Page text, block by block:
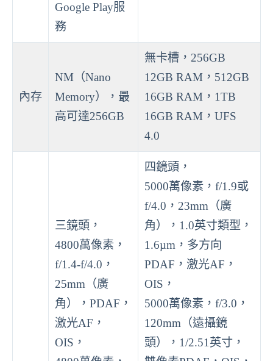
Google Play服
務
內存
NM（Nano
Memory），最
高可達256GB
無卡槽，256GB
12GB RAM，512GB
16GB RAM，1TB
16GB RAM，UFS
4.0
三鏡頭，
4800萬像素，
f/1.4-f/4.0，
25mm（廣
角），PDAF，
激光AF，
OIS，
四鏡頭，
5000萬像素，f/1.9或
f/4.0，23mm（廣
角），1.0英寸類型，
1.6µm，多方向
PDAF，激光AF，
OIS，
5000萬像素，f/3.0，
120mm（遠攝鏡
頭），1/2.51英寸，